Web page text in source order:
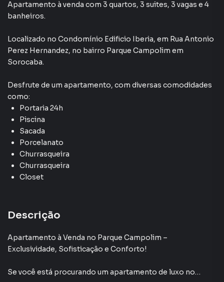
Andar Alto
SPA
Apartamento à venda com 3 quartos, 3 suites, 3 vagas e 4
banheiros.
Localizado no Condomínio Edificio Iberia, em Rua Antonio
Perez Hernandez, no bairro Parque Campolim em
Sorocaba.
Desfrute de um apartamento, com diversas comodidades
como:
Portaria 24h
Piscina
Sacada
Porcelanato
Churrasqueira
Churrasqueira
Closet
Descrição
Apartamento à Venda no Parque Campolim –
Exclusividade, Sofisticação e Conforto!
Se você está procurando um apartamento de luxo no